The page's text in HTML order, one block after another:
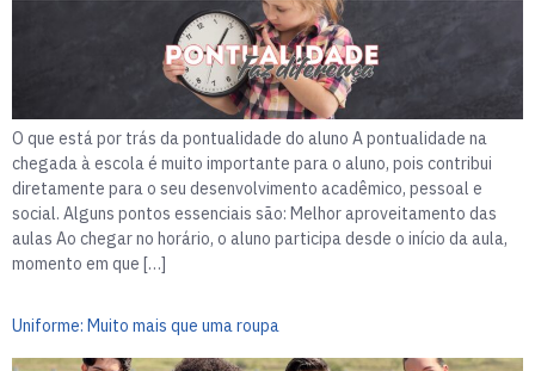
O que está por trás da pontualidade do aluno A pontualidade na
chegada à escola é muito importante para o aluno, pois contribui
diretamente para o seu desenvolvimento acadêmico, pessoal e
social. Alguns pontos essenciais são: Melhor aproveitamento das
aulas Ao chegar no horário, o aluno participa desde o início da aula,
momento em que […]
Uniforme: Muito mais que uma roupa